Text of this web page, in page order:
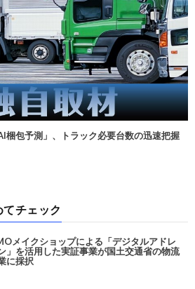
梱包予測」、トラック必要台数の迅速把握
てチェック
メイクショップによる「デジタルアドレ
」を活用した実証事業が国土交通省の物流
に採択